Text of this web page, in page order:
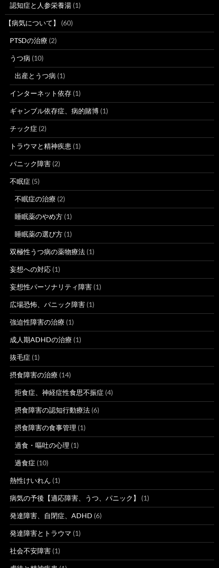
認知症と人参栄養湯 (1)
【病気について】 (60)
PTSDの治療 (2)
うつ病 (10)
出産とうつ病 (1)
インターネット依存 (1)
ギャンブル依存症、病的賭博 (1)
チック症 (2)
トラウマと精神疾患 (1)
パニック障害 (2)
不眠症 (5)
不眠症の治療 (2)
睡眠薬のやめ方 (1)
睡眠薬の選び方 (1)
双極性うつ病の薬物療法 (1)
妄想への対応 (1)
妄想性パーソナリティ障害 (1)
広場恐怖、パニック障害 (1)
強迫性障害の治療 (1)
成人期ADHDの治療 (1)
抜毛症 (1)
摂食障害の治療 (14)
拒食症、神経症性食思不振症 (4)
摂食障害の認知行動療法 (6)
摂食障害の食事管理 (1)
過食・嘔吐の心理 (1)
過食症 (10)
熱性けいれん (1)
病気の予後【適応障害、うつ、パニック】 (1)
発達障害、自閉症、ADHD (6)
発達障害とトラウマ (1)
社会不安障害 (1)